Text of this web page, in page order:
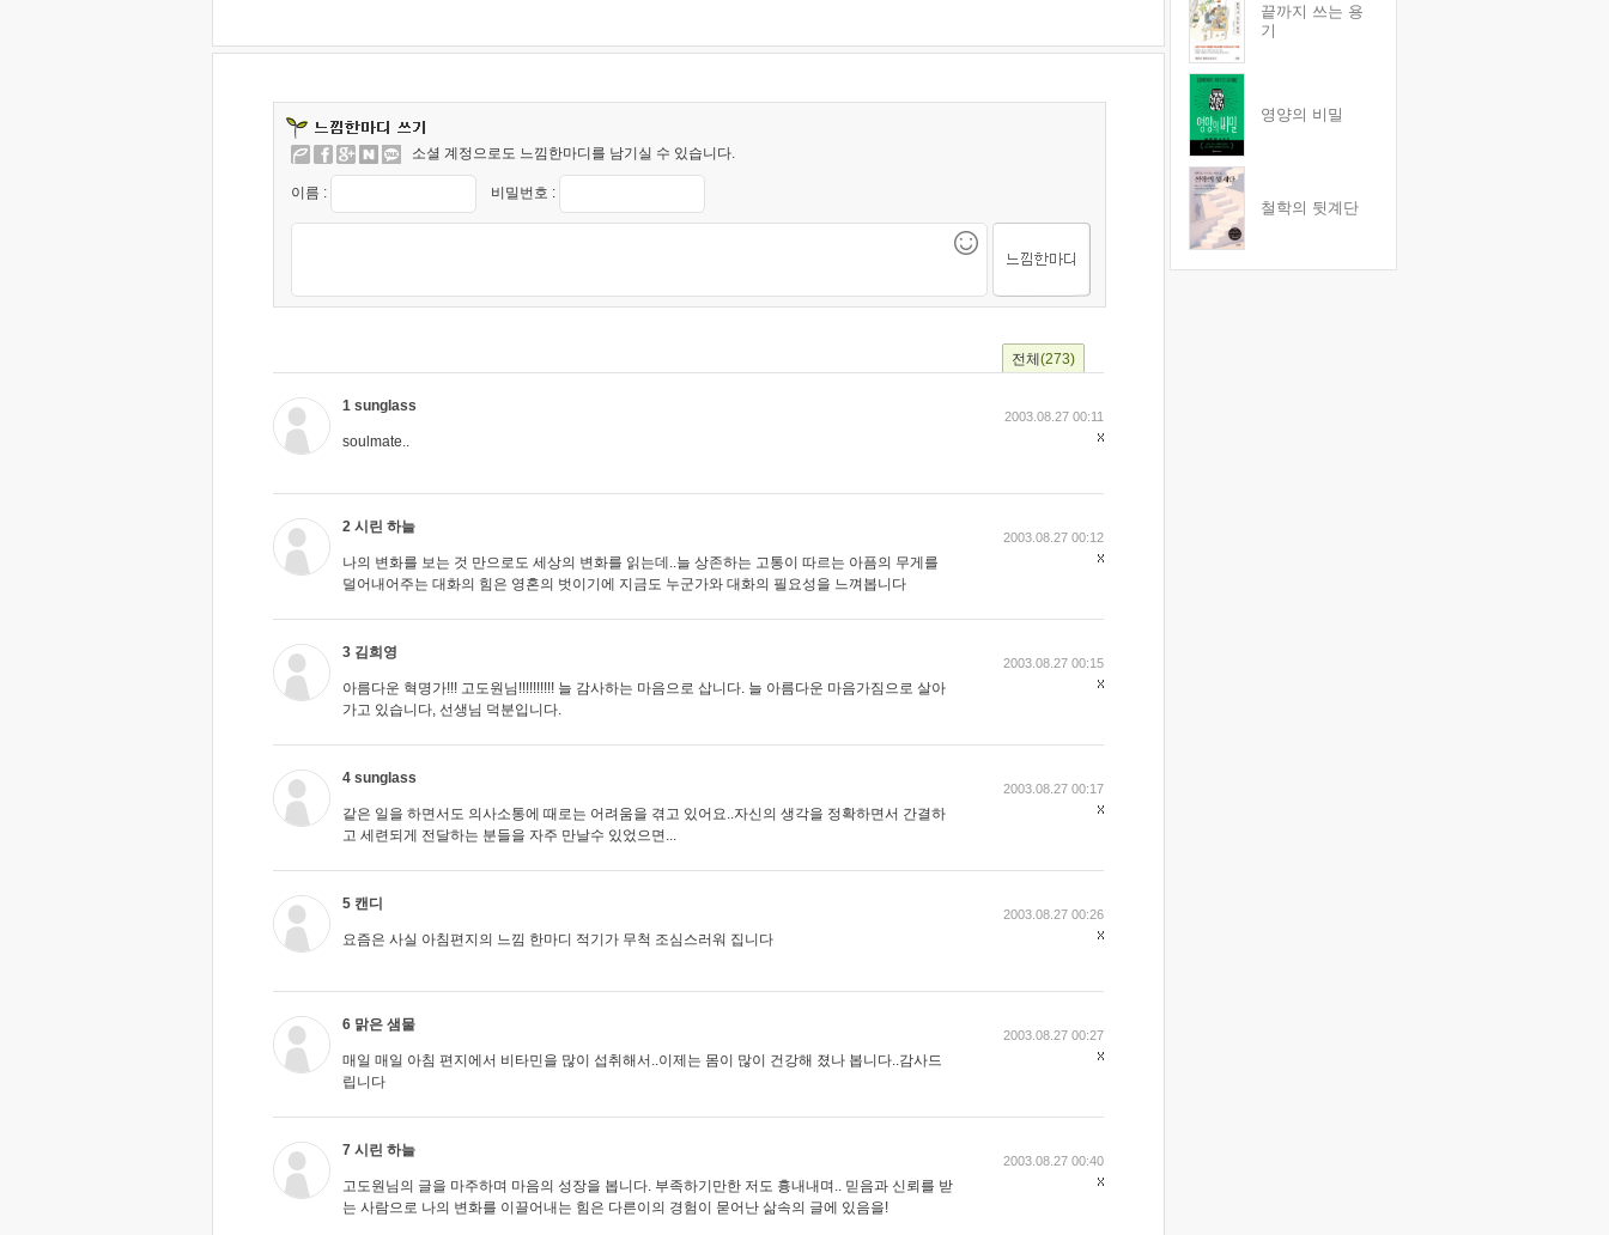
소셜 계정으로도 느낌한마디를 남기실 수 있습니다.
이름 : 비밀번호 :
전체 (273)
1 sunglass
soulmate..
2003.08.27 00:11
2 시린 하늘
나의 변화를 보는 것 만으로도 세상의 변화를 읽는데..늘 상존하는 고통이 따르는 아픔의 무게를
덜어내어주는 대화의 힘은 영혼의 벗이기에 지금도 누군가와 대화의 필요성을 느껴봅니다
2003.08.27 00:12
3 김희영
아름다운 혁명가!!! 고도원님!!!!!!!!!! 늘 감사하는 마음으로 삽니다. 늘 아름다운 마음가짐으로 살아
가고 있습니다, 선생님 덕분입니다.
2003.08.27 00:15
4 sunglass
같은 일을 하면서도 의사소통에 때로는 어려움을 겪고 있어요..자신의 생각을 정확하면서 간결하
고 세련되게 전달하는 분들을 자주 만날수 있었으면...
2003.08.27 00:17
5 캔디
요즘은 사실 아침편지의 느낌 한마디 적기가 무척 조심스러워 집니다
2003.08.27 00:26
6 맑은 샘물
매일 매일 아침 편지에서 비타민을 많이 섭취해서..이제는 몸이 많이 건강해 졌나 봅니다..감사드
립니다
2003.08.27 00:27
7 시린 하늘
고도원님의 글을 마주하며 마음의 성장을 봅니다. 부족하기만한 저도 흉내내며.. 믿음과 신뢰를 받
는 사람으로 나의 변화를 이끌어내는 힘은 다른이의 경험이 묻어난 삶속의 글에 있음을!
2003.08.27 00:40
끝까지 쓰는 용
기
영양의 비밀
철학의 뒷계단